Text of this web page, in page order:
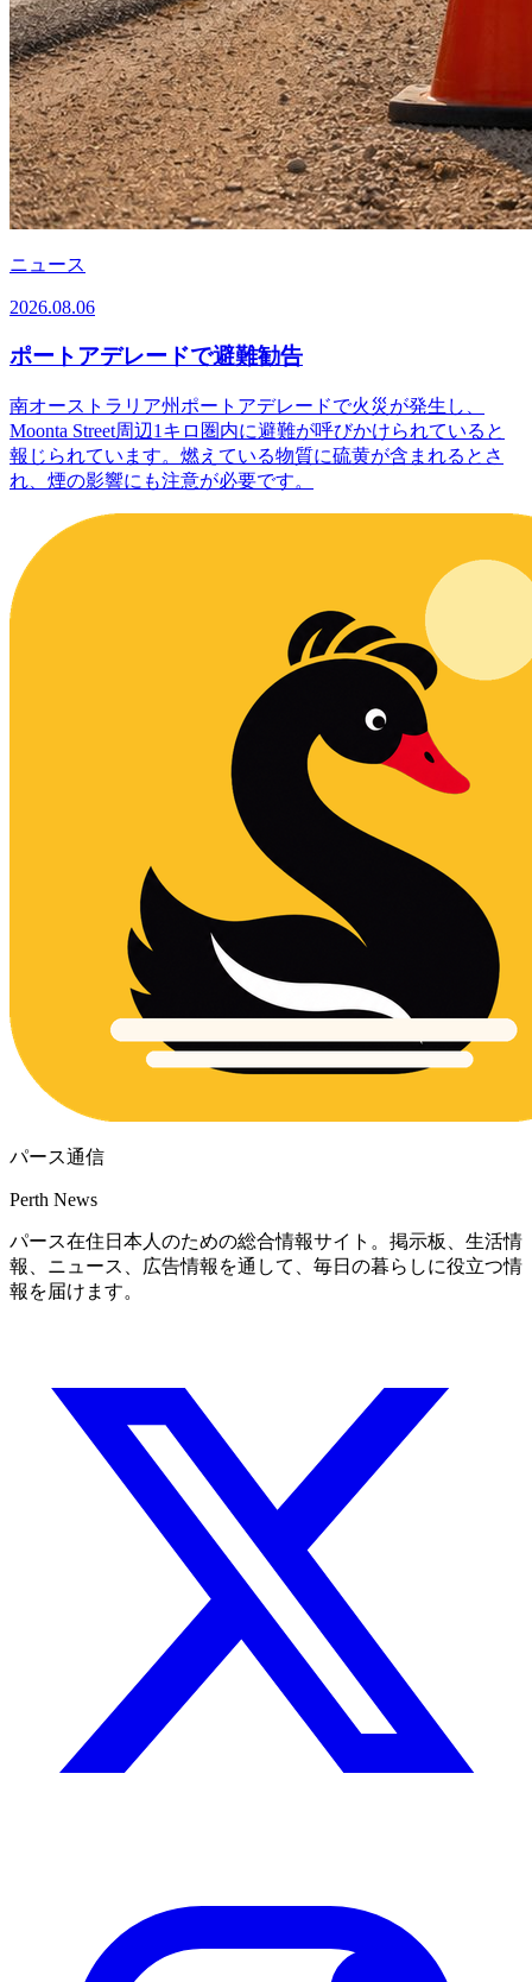
ニュース
2026.08.06
ポートアデレードで避難勧告
南オーストラリア州ポートアデレードで火災が発生し、
Moonta Street周辺1キロ圏内に避難が呼びかけられていると
報じられています。燃えている物質に硫黄が含まれるとさ
れ、煙の影響にも注意が必要です。
パース通信
Perth News
パース在住日本人のための総合情報サイト。掲示板、生活情
報、ニュース、広告情報を通して、毎日の暮らしに役立つ情
報を届けます。